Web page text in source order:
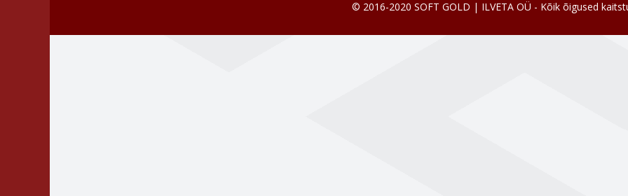
© 2016-2020 SOFT GOLD | ILVETA OÜ - Kõik õigused